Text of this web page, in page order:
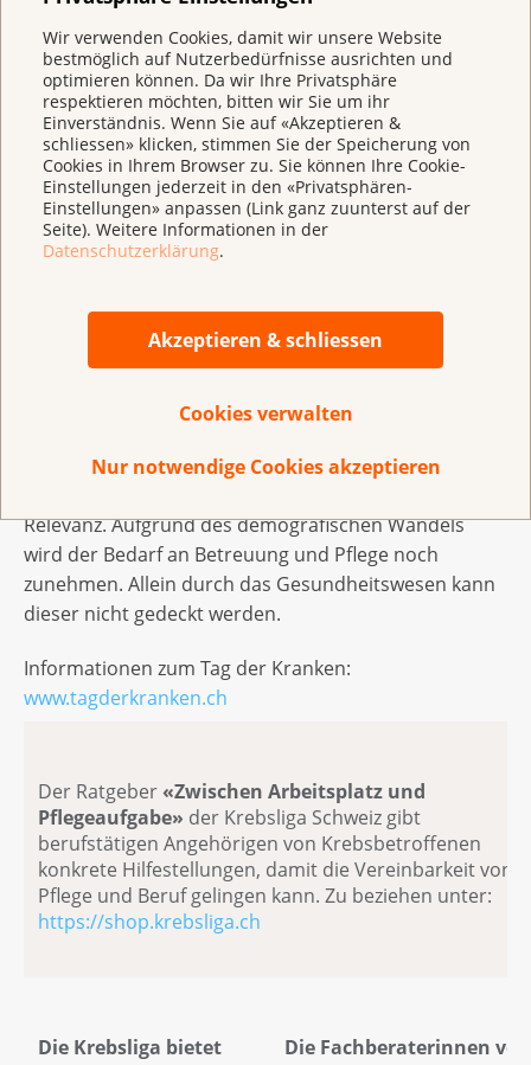
Wir verwenden Cookies, damit wir unsere Website
bestmöglich auf Nutzerbedürfnisse ausrichten und
optimieren können. Da wir Ihre Privatsphäre
respektieren möchten, bitten wir Sie um ihr
Einverständnis. Wenn Sie auf «Akzeptieren &
schliessen» klicken, stimmen Sie der Speicherung von
Cookies in Ihrem Browser zu. Sie können Ihre Cookie-
Einstellungen jederzeit in den «Privatsphären-
Einstellungen» anpassen (Link ganz zuunterst auf der
Seite). Weitere Informationen in der
Datenschutzerklärung.
Akzeptieren & schliessen
Cookies verwalten
Nur notwendige Cookies akzeptieren
bereitzustellen, um neue Angebote einführen oder
bereits bestehende weiterentwickeln zu können.
Das Arbeitsgesetz sieht für die Pflege kranker im
Haushalt lebender Familienmitglieder grundsätzlich
drei Tage bezahlte Abwesenheit vor. Längere
Abwesenheiten oder die Betreuung von Personen aus
einem erweiterten Kreis sind jedoch noch nicht
geregelt. Nun soll eine klare Regelung geschaffen
Vorlage in Auftrag gegeben. Dies ist ein Schritt in die
richtige Richtung. Wünschenswert wäre eine
Regelung, welche es Betreuungspersonen erlaubt, im
Arbeitsleben zu bleiben und gleichzeitig ihnen
Unterstützung und Pflege von Betroffenen durch
Relevanz. Aufgrund des demografischen Wandels
wird der Bedarf an Betreuung und Pflege noch
zunehmen. Allein durch das Gesundheitswesen kann
dieser nicht gedeckt werden.
Informationen zum Tag der Kranken:
www.tagderkranken.ch
Der Ratgeber«Zwischen Arbeitsplatz und
Pflegeaufgabe» der Krebsliga Schweiz gibt
berufstätigen Angehörigen von Krebsbetroffenen
konkrete Hilfestellungen, damit die Vereinbarkeit von
Pflege und Beruf gelingen kann. Zu beziehen unter:
https://shop.krebsliga.ch
Die Krebsliga bietet
Die Fachberaterinnen